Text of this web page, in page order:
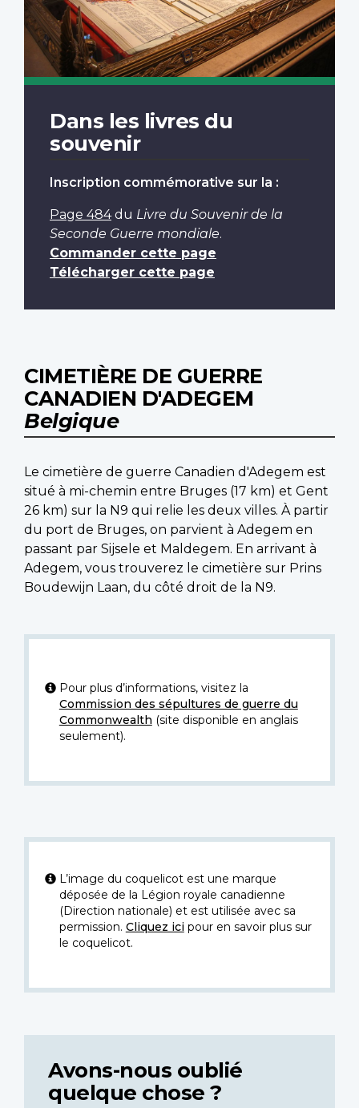
Dans les livres du
souvenir
Inscription commémorative sur la :
Page 484du Livre du Souvenir de la
Seconde Guerre mondiale.
Commander cette page
Télécharger cette page
CIMETIÈRE DE GUERRE
CANADIEN D'ADEGEM
Belgique
Le cimetière de guerre Canadien d'Adegem est
situé à mi-chemin entre Bruges (17 km) et Gent
26 km) sur la N9 qui relie les deux villes. À partir
du port de Bruges, on parvient à Adegem en
passant par Sijsele et Maldegem. En arrivant à
Adegem, vous trouverez le cimetière sur Prins
Boudewijn Laan, du côté droit de la N9.
Pour plus d’informations, visitez la
Commission des sépultures de guerre du
Commonwealth (site disponible en anglais
seulement).
L’image du coquelicot est une marque
déposée de la Légion royale canadienne
(Direction nationale) et est utilisée avec sa
permission. Cliquez icipour en savoir plus sur
le coquelicot.
Avons-nous oublié
quelque chose ?